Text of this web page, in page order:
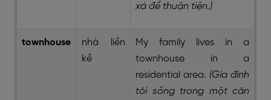
xá để thuận tiện.)
townhouse
nhà liền
kề
My family lives in a
townhouse in a
residential area. (Gia đình
tôi sống trong một căn